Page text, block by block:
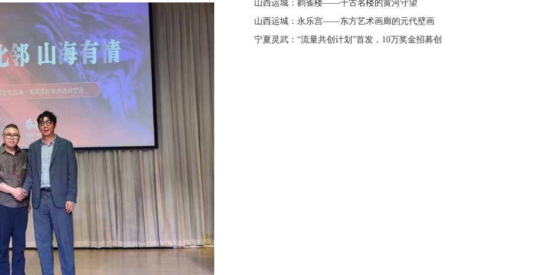
山西运城：鹳雀楼——千古名楼的黄河守望
山西运城：永乐宫——东方艺术画廊的元代壁画
宁夏灵武：“流量共创计划”首发，10万奖金招募创